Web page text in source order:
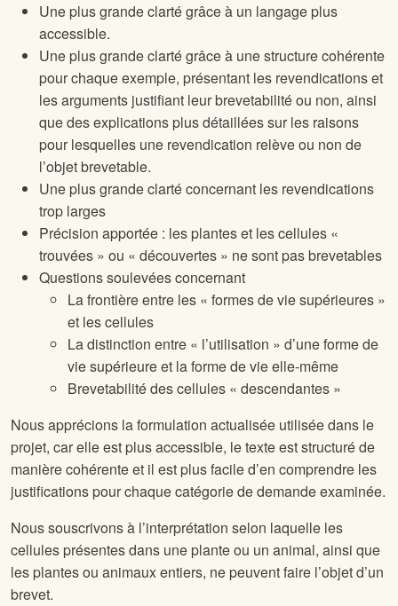
Une plus grande clarté grâce à un langage plus
accessible.
Une plus grande clarté grâce à une structure cohérente
pour chaque exemple, présentant les revendications et
les arguments justifiant leur brevetabilité ou non, ainsi
que des explications plus détaillées sur les raisons
pour lesquelles une revendication relève ou non de
l’objet brevetable.
Une plus grande clarté concernant les revendications
trop larges
Précision apportée : les plantes et les cellules «
trouvées » ou « découvertes » ne sont pas brevetables
Questions soulevées concernant
La frontière entre les « formes de vie supérieures »
et les cellules
La distinction entre « l’utilisation » d’une forme de
vie supérieure et la forme de vie elle-même
Brevetabilité des cellules « descendantes »
Nous apprécions la formulation actualisée utilisée dans le
projet, car elle est plus accessible, le texte est structuré de
manière cohérente et il est plus facile d’en comprendre les
justifications pour chaque catégorie de demande examinée.
Nous souscrivons à l’interprétation selon laquelle les
cellules présentes dans une plante ou un animal, ainsi que
les plantes ou animaux entiers, ne peuvent faire l’objet d’un
brevet.